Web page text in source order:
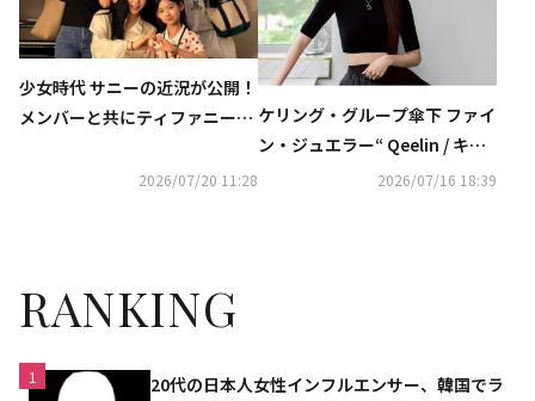
少女時代 サニーの近況が公開！
メンバーと共にティファニー出
らぬ友情アピール2026/07/20 11:28
ケリング・グループ傘下 ファイ
ン・ジュエラー“ Qeelin / キー
リン ” グローバル ブランド ア
2026/07/16 18:39
RANKING
1 20代の日本人女性インフルエンサー、韓国でラ